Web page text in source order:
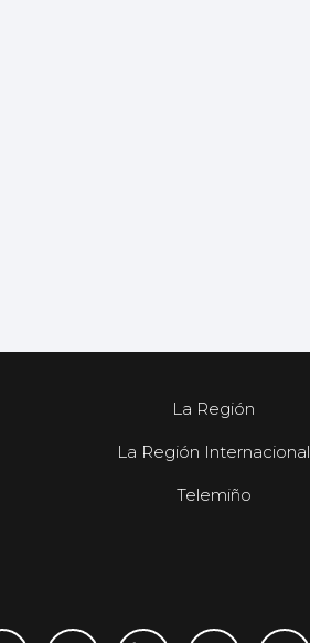
La Región
La Región Internacional
Telemiño